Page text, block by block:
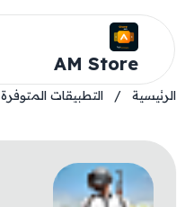
AM Store
الرئيسية / التطبيقات المتوفرة